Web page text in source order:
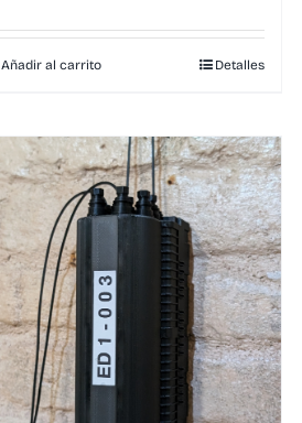
Añadir al carrito Detalles